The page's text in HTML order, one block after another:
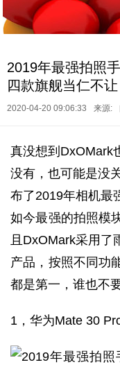
2019年最强拍照
四款旗舰当仁不让
2020-04-20 09:06:33 来源:
真没想到DxOMark
没有，也可能是没
布了2019年相机最
如今最强的拍照模
且DxOMark采用了
产品，按照不同功
都是第一，谁也不
1，华为Mate 30